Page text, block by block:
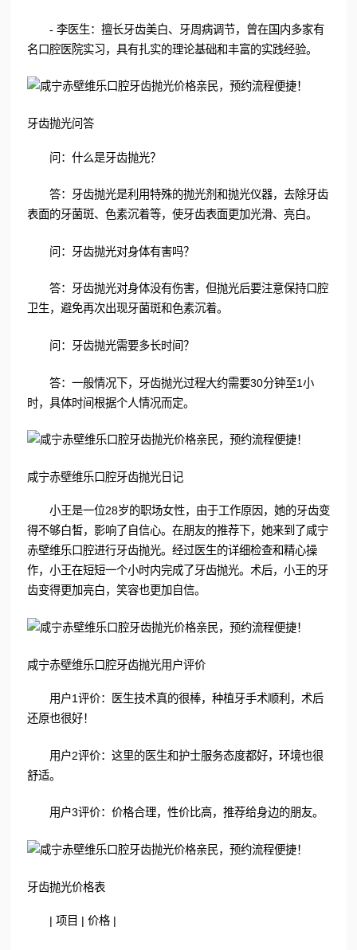
- 李医生：擅长牙齿美白、牙周病调节，曾在国内多家有
名口腔医院实习，具有扎实的理论基础和丰富的实践经验。
牙齿抛光问答
问：什么是牙齿抛光？
答：牙齿抛光是利用特殊的抛光剂和抛光仪器，去除牙齿
表面的牙菌斑、色素沉着等，使牙齿表面更加光滑、亮白。
问：牙齿抛光对身体有害吗？
答：牙齿抛光对身体没有伤害，但抛光后要注意保持口腔
卫生，避免再次出现牙菌斑和色素沉着。
问：牙齿抛光需要多长时间？
答：一般情况下，牙齿抛光过程大约需要30分钟至1小
时，具体时间根据个人情况而定。
咸宁赤壁维乐口腔牙齿抛光日记
小王是一位28岁的职场女性，由于工作原因，她的牙齿变
得不够白皙，影响了自信心。在朋友的推荐下，她来到了咸宁
赤壁维乐口腔进行牙齿抛光。经过医生的详细检查和精心操
作，小王在短短一个小时内完成了牙齿抛光。术后，小王的牙
齿变得更加亮白，笑容也更加自信。
咸宁赤壁维乐口腔牙齿抛光用户评价
用户1评价：医生技术真的很棒，种植牙手术顺利，术后
还原也很好！
用户2评价：这里的医生和护士服务态度都好，环境也很
舒适。
用户3评价：价格合理，性价比高，推荐给身边的朋友。
牙齿抛光价格表
| 项目 | 价格 |